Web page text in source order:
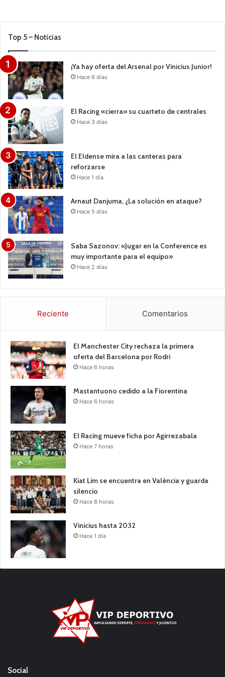
Top 5 – Noticias
¡Ya hay oferta del Arsenal por Vinicius Junior!
Hace 6 días
El Racing «cierra» su cuarteto de centrales
Hace 3 días
El Eldense mira a las canteras para
reforzarse
Hace 1 día
Arnaut Danjuma, ¿La solución en ataque?
Hace 5 días
Saba Sazonov: «Jugar en la Conference es
muy importante para el equipo»
Hace 2 días
Reciente Comentarios
El Manchester City rechaza la primera
oferta del Barcelona por Rodri
Hace 6 horas
Mastantuono cedido a la Fiorentina
Hace 6 horas
El Racing mueve ficha por Agirrezabala
Hace 7 horas
Kiat Lim se encuentra en València y guarda
silencio
Hace 8 horas
Vinicius hasta 2032
Hace 1 día
Social